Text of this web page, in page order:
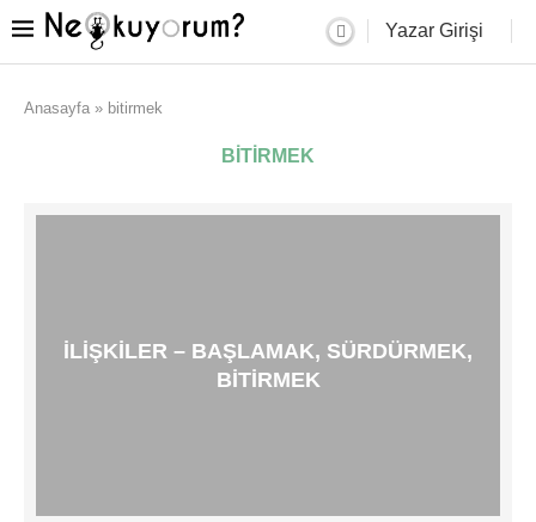
Yazar Girişi
Anasayfa » bitirmek
BITIRMEK
İLIŞKILER – BAŞLAMAK, SÜRDÜRMEK,
BITIRMEK